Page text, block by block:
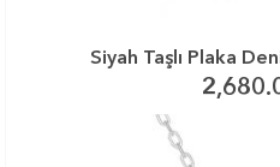
Siyah Taşlı Plaka